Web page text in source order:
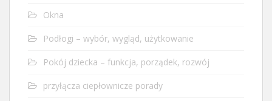
Okna
Podłogi – wybór, wygląd, użytkowanie
Pokój dziecka – funkcja, porządek, rozwój
przyłącza ciepłownicze porady